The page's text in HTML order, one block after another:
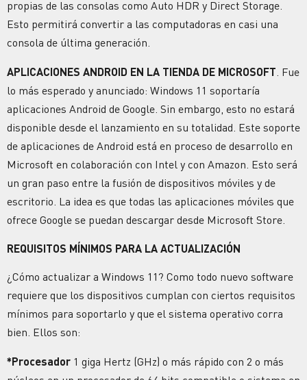
propias de las consolas como Auto HDR y Direct Storage.
Esto permitirá convertir a las computadoras en casi una
consola de última generación.
APLICACIONES ANDROID EN LA TIENDA DE MICROSOFT . Fue
lo más esperado y anunciado: Windows 11 soportaría
aplicaciones Android de Google. Sin embargo, esto no estará
disponible desde el lanzamiento en su totalidad. Este soporte
de aplicaciones de Android está en proceso de desarrollo en
Microsoft en colaboración con Intel y con Amazon. Esto será
un gran paso entre la fusión de dispositivos móviles y de
escritorio. La idea es que todas las aplicaciones móviles que
ofrece Google se puedan descargar desde Microsoft Store.
REQUISITOS MÍNIMOS PARA LA ACTUALIZACIÓN
¿Cómo actualizar a Windows 11? Como todo nuevo software
requiere que los dispositivos cumplan con ciertos requisitos
mínimos para soportarlo y que el sistema operativo corra
bien. Ellos son:
*Procesador 1 giga Hertz (GHz) o más rápido con 2 o más